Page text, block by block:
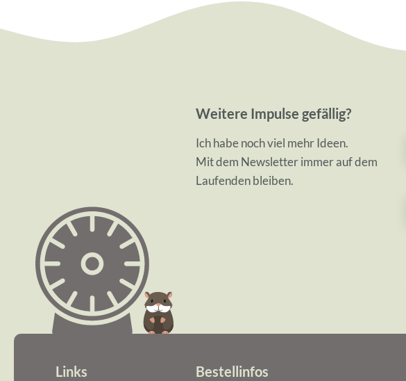
Weitere Impulse gefällig?
Ich habe noch viel mehr Ideen.
Mit dem Newsletter immer auf dem
Laufenden bleiben.
Links Bestellinfos